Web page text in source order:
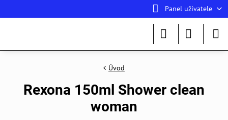
Panel uživatele
Úvod
Rexona 150ml Shower clean
woman